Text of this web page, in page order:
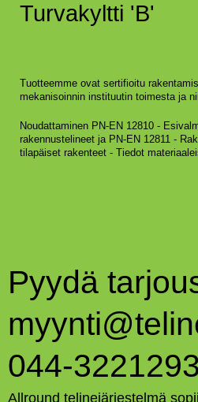
Turvakyltti 'B'
Tuotteemme ovat sertifioitu
mekanisoinnin instituutin toimesta ja
Noudattaminen PN-EN 12810 -
rakennustelineet ja PN-EN 12811 -
tilapäiset rakenteet - Tiedot
Pyydä
044-3221293
Allround telinejärjestelmä